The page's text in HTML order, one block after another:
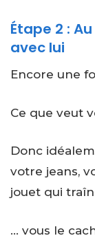
Étape 2 :
avec lui
Encore une
Ce que veut
Donc
votre jeans,
jouet qui
… vous le